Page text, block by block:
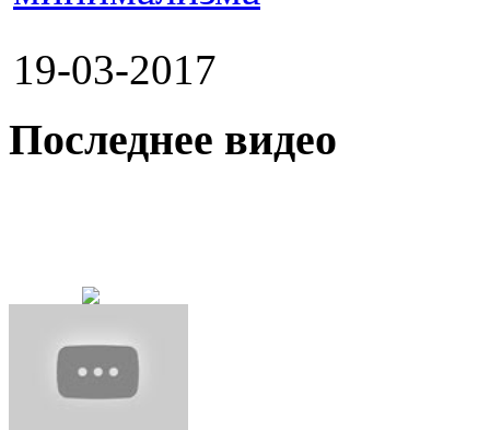
19-03-2017
Последнее видео